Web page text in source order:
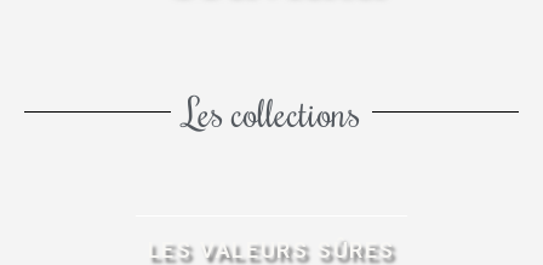
Les collections
LES VALEURS SÛRES